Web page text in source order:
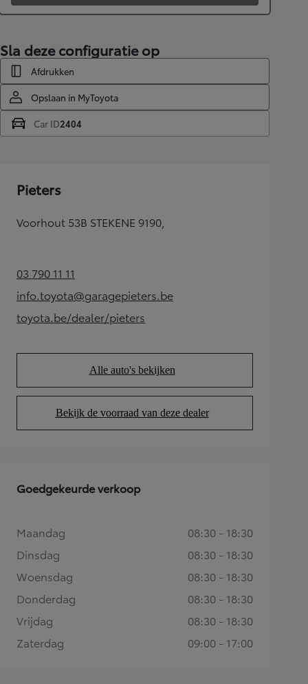
Sla deze configuratie op
Afdrukken
Opslaan in MyToyota
Car ID2404
Pieters
Voorhout 53B STEKENE 9190,
03 790 11 11(Opens in new tab)
info.toyota@garagepieters.be
(Opens in new tab)
toyota.be/dealer/pieters
(Opens in new tab)
Alle auto's bekijken
(Opens in new tab)
Bekijk de voorraad van deze dealer
(Opens in new tab)
Goedgekeurde verkoop
Maandag
08:30 - 18:30
Dinsdag
08:30 - 18:30
Woensdag
08:30 - 18:30
Donderdag
08:30 - 18:30
Vrijdag
08:30 - 18:30
Zaterdag
09:00 - 17:00